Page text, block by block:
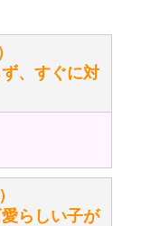
います「おも
。
すか？ ぬいぐ
）
、すぐに対
）
らしい子が